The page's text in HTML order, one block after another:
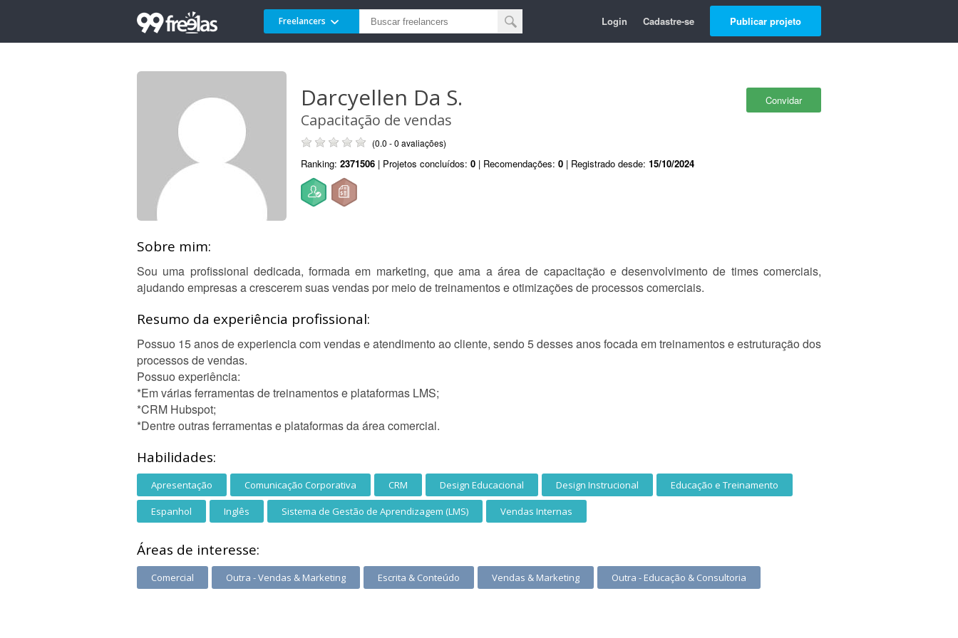
Freelancers Login Cadastre-se Publicar projeto
Convidar
Darcyellen Da S.
Capacitação de vendas
(0.0 - 0 avaliações)
Ranking: 2371506 | Projetos concluídos: 0 | Recomendações: 0 | Registrado desde: 15/10/2024
Sobre mim:
Sou uma profissional dedicada, formada em marketing, que ama a área de capacitação e desenvolvimento de times comerciais,
ajudando empresas a crescerem suas vendas por meio de treinamentos e otimizações de processos comerciais.
Resumo da experiência profissional:
Possuo 15 anos de experiencia com vendas e atendimento ao cliente, sendo 5 desses anos focada em treinamentos e estruturação dos
processos de vendas.
Possuo experiência:
*Em várias ferramentas de treinamentos e plataformas LMS;
*CRM Hubspot;
*Dentre outras ferramentas e plataformas da área comercial.
Habilidades:
Apresentação Comunicação Corporativa CRM Design Educacional Design Instrucional Educação e Treinamento
Espanhol Inglês Sistema de Gestão de Aprendizagem (LMS) Vendas Internas
Áreas de interesse:
Comercial Outra - Vendas & Marketing Escrita & Conteúdo Vendas & Marketing Outra - Educação & Consultoria